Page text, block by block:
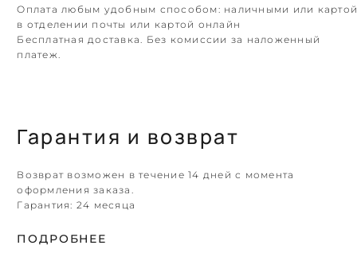
Оплата любым удобным способом: наличными или
в отделении почты или картой онлайн
Бесплатная доставка. Без комиссии за наложенный
платеж.
Гарантия и возврат
Возврат возможен в течение 14 дней с момента
оформления заказа.
Гарантия: 24 месяца
ПОДРОБНЕЕ